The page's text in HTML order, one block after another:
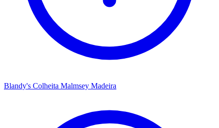
Blandy's Colheita Malmsey Madeira